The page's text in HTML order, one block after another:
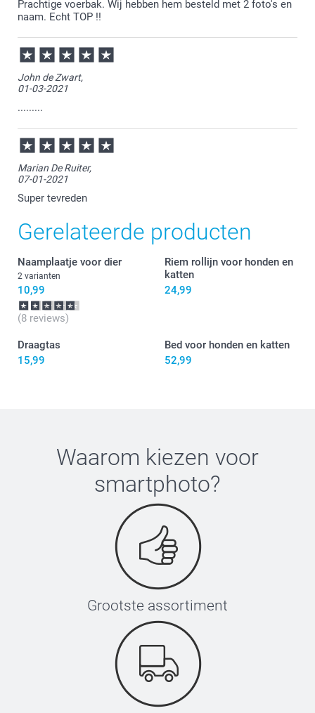
Prachtige voerbak. Wij hebben hem besteld met 2 foto's en
naam. Echt TOP !!
John de Zwart,
01-03-2021
.........
Marian De Ruiter,
07-01-2021
Super tevreden
Gerelateerde producten
Naamplaatje voor dier
2 varianten
10,99
(8 reviews)
Riem rollijn voor honden en
katten
24,99
Draagtas
15,99
Bed voor honden en katten
52,99
Waarom kiezen voor
smartphoto?
Grootste assortiment